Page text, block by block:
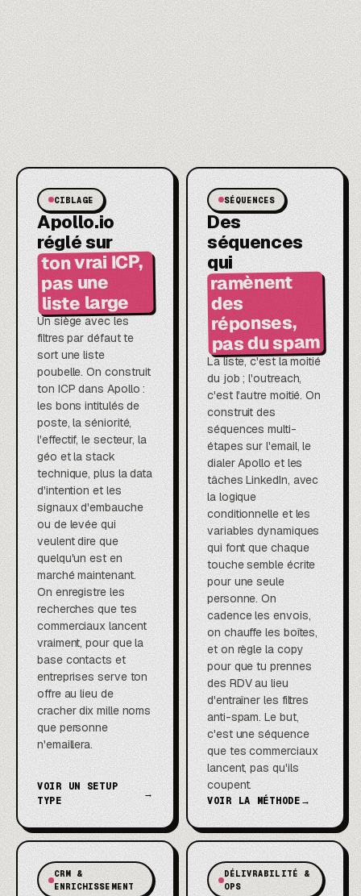
CIBLAGE
Apollo.io
réglé sur
ton vrai ICP,
pas une
liste large
Un siège avec les
filtres par défaut te
sort une liste
poubelle. On construit
ton ICP dans Apollo :
les bons intitulés de
poste, la séniorité,
l'effectif, le secteur, la
géo et la stack
technique, plus la data
d'intention et les
signaux d'embauche
ou de levée qui
veulent dire que
quelqu'un est en
marché maintenant.
On enregistre les
recherches que tes
commerciaux lancent
vraiment, pour que la
base contacts et
entreprises serve ton
offre au lieu de
cracher dix mille noms
que personne
n'emaillera.
VOIR UN SETUP
TYPE
→
SÉQUENCES
Des
séquences
qui
ramènent
des
réponses,
pas du spam
La liste, c'est la moitié
du job ; l'outreach,
c'est l'autre moitié. On
construit des
séquences multi-
étapes sur l'email, le
dialer Apollo et les
tâches LinkedIn, avec
la logique
conditionnelle et les
variables dynamiques
qui font que chaque
touche semble écrite
pour une seule
personne. On
cadence les envois,
on chauffe les boîtes,
et on règle la copy
pour que tu prennes
des RDV au lieu
d'entraîner les filtres
anti-spam. Le but,
c'est une séquence
que tes commerciaux
lancent, pas qu'ils
coupent.
VOIR LA MÉTHODE→
CRM &
ENRICHISSEMENT
DÉLIVRABILITÉ &
OPS